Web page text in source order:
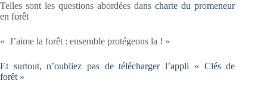
Telles sont les questions abordées danscharte du promeneur
en forêt
« J’aime la forêt : ensemble protégeons la ! »
Et surtout, n’oubliez pas de télécharger l’appli « Clés de
forêt »